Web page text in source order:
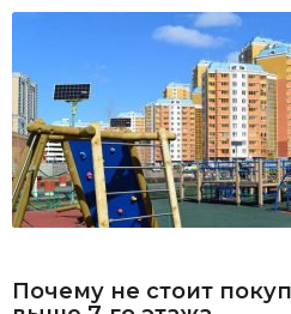
Почему не стоит